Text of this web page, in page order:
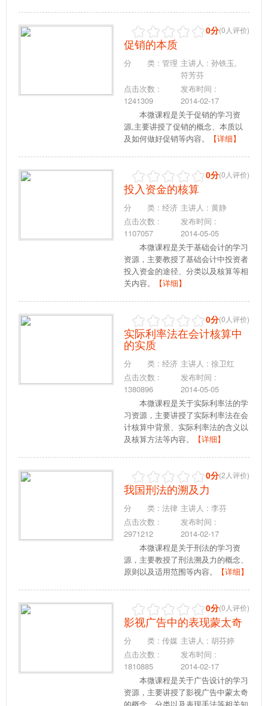
(0人评价)
0分
促销的本质
分 类 : 管理 主讲人 : 孙铁玉,
符芳芬
点击次数 :
1241309
发布时间 :
2014-02-17
本微课程是关于促销的学习资
源,主要讲授了促销的概念、本质以
及如何做好促销等内容。
【详细】
(0人评价)
0分
投入资金的核算
分 类 : 经济 主讲人 : 黄静
点击次数 :
1107057
发布时间 :
2014-05-05
本微课程是关于基础会计的学习
资源，主要教授了基础会计中投资者
投入资金的途径、分类以及核算等相
关内容。
【详细】
(0人评价)
0分
实际利率法在会计核算中
的实质
分 类 : 经济 主讲人 : 徐卫红
点击次数 :
1380896
发布时间 :
2014-05-05
本微课程是关于实际利率法的学
习资源，主要讲授了实际利率法在会
计核算中背景、实际利率法的含义以
及核算方法等内容。
【详细】
(2人评价)
0分
我国刑法的溯及力
分 类 : 法律 主讲人 : 李芬
点击次数 :
2971212
发布时间 :
2014-02-17
本微课程是关于刑法的学习资
源，主要教授了刑法溯及力的概念、
原则以及适用范围等内容。
【详细】
(0人评价)
0分
影视广告中的表现蒙太奇
分 类 : 传媒 主讲人 : 胡芬婷
点击次数 :
1810885
发布时间 :
2014-02-17
本微课程是关于广告设计的学习
资源，主要讲授了影视广告中蒙太奇